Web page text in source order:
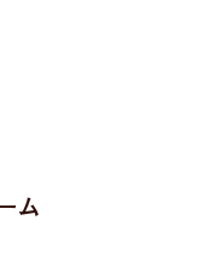
ム